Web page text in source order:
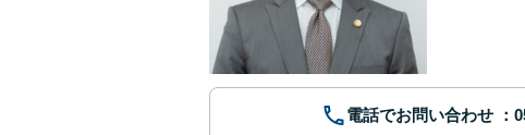
電話でお問い合わせ